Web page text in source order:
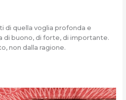
di quella voglia profonda e
di buono, di forte, di importante.
non dalla ragione.